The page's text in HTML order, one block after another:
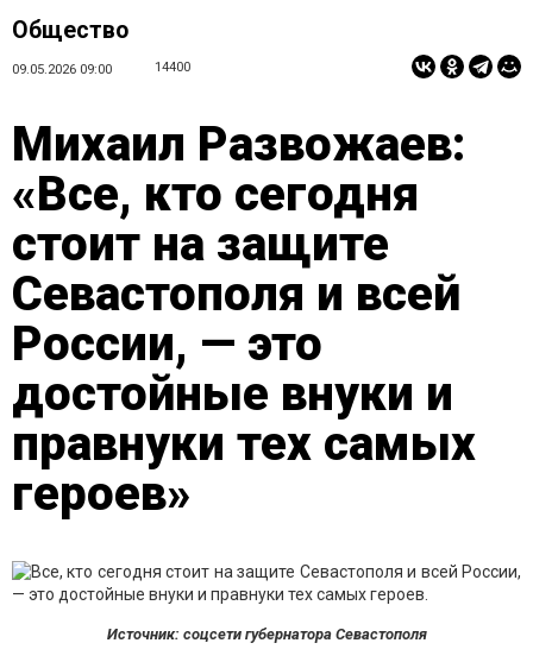
Общество
09.05.2026 09:00 14400
Михаил Развожаев:
«Все, кто сегодня
стоит на защите
Севастополя и всей
России, — это
достойные внуки и
правнуки тех самых
героев»
Источник: соцсети губернатора Севастополя